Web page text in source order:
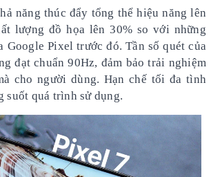
năng thúc đẩy tổng thể hiệu năng lên
lượng đồ họa lên 30% so với những
Google Pixel trước đó. Tần số quét của
đạt chuẩn 90Hz, đảm bảo trải nghiệm
cho người dùng. Hạn chế tối đa tình
suốt quá trình sử dụng.